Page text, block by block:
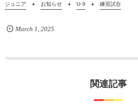
ジュニア お知らせ U-9 練習試合
March 1 2025
関連記事